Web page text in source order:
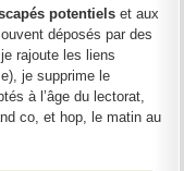
potentiels et aux
déposés par des
rajoute les liens
je supprime le
à l’âge du lectorat,
co, et hop, le matin au